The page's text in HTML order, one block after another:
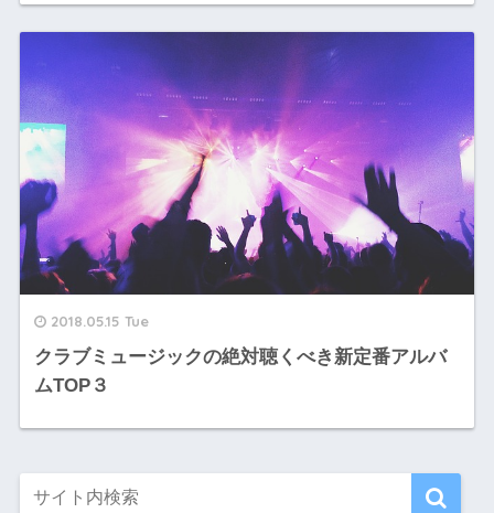
2018.05.15 Tue
クラブミュージックの絶対聴くべき新定番アルバ
ムTOP３